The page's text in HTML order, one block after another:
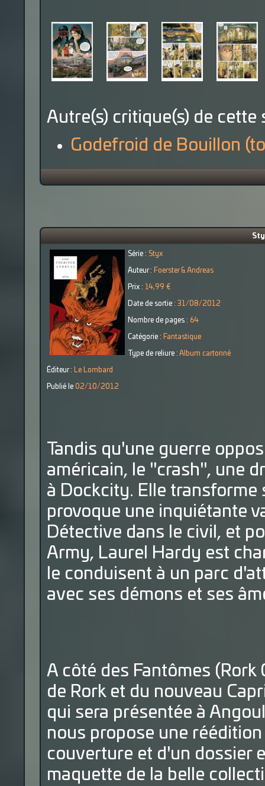
Autre(s) critique(s) de cette
Godefroid de Bouillon
Série : Styx
Auteur : Foerster & Andreas
Prix : 14,99 €
Date de sortie : 31/08/2012
Nombre de pages : 64
Catégorie : Fantastique
Type de reliure : Album cartonné
Éditeur : Le Lombard
Publié le 02/10/2012
Tandis qu'une guerre
américain, le "crash", une
à Dockcity. Elle transforme
provoque une inquiétante
Détective dans le civil, et
Army, Laurel Hardy est
le conduisent à un parc
avec ses démons et ses
A côté des Fantômes
de Rork et du nouveau
qui sera présentée à
nous propose une
couverture et d'un dossier
maquette de la belle